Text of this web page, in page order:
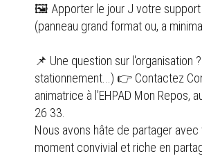
🖼️ Apporter le jour J votre support
(panneau grand format ou, a
📌 Une question sur l'organisation
stationnement...) 👉 Contactez
animatrice à l’EHPAD Mon Repos,
26 33.
Nous avons hâte de partager
moment convivial et riche en